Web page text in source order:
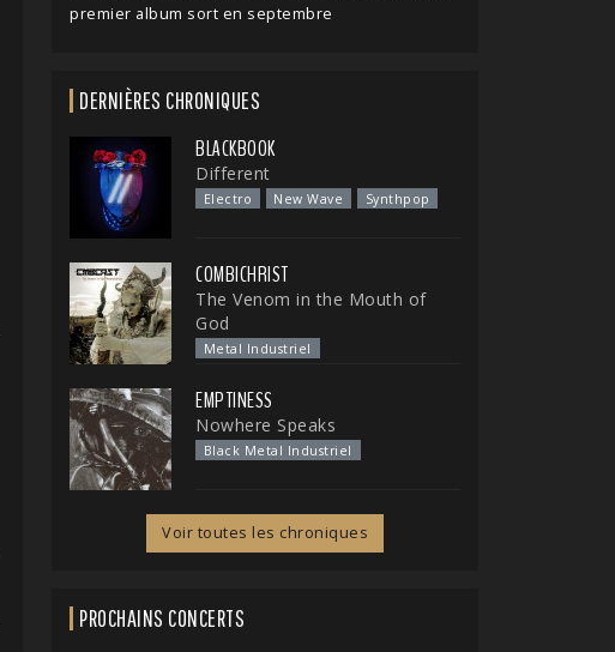
premier album sort en septembre
DERNIÈRES CHRONIQUES
BLACKBOOK
Different
Electro New Wave Synthpop
COMBICHRIST
The Venom in the Mouth of
God
Metal Industriel
EMPTINESS
Nowhere Speaks
Black Metal Industriel
Voir toutes les chroniques
PROCHAINS CONCERTS